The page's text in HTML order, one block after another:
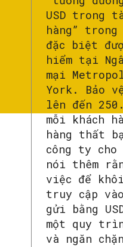
USD trong
hàng”
đặc biệt
hiểm tại
mại
York. Bảo
lên đến
mỗi khách
hàng thất
công ty cho
nói thêm
việc để
truy cập
gửi bằng
một quy
và ngăn